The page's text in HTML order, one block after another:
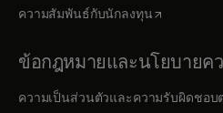
ความสัมพันธ์กับนักลงทุนopens in a
ข้อกฎหมายและนโยบายค
ความเป็นส่วนตัวและความรับผิดชอบ